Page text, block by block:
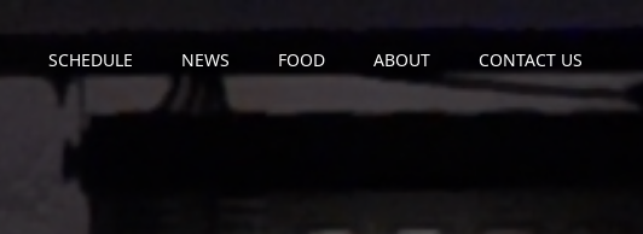
SCHEDULE NEWS FOOD ABOUT CONTACT US